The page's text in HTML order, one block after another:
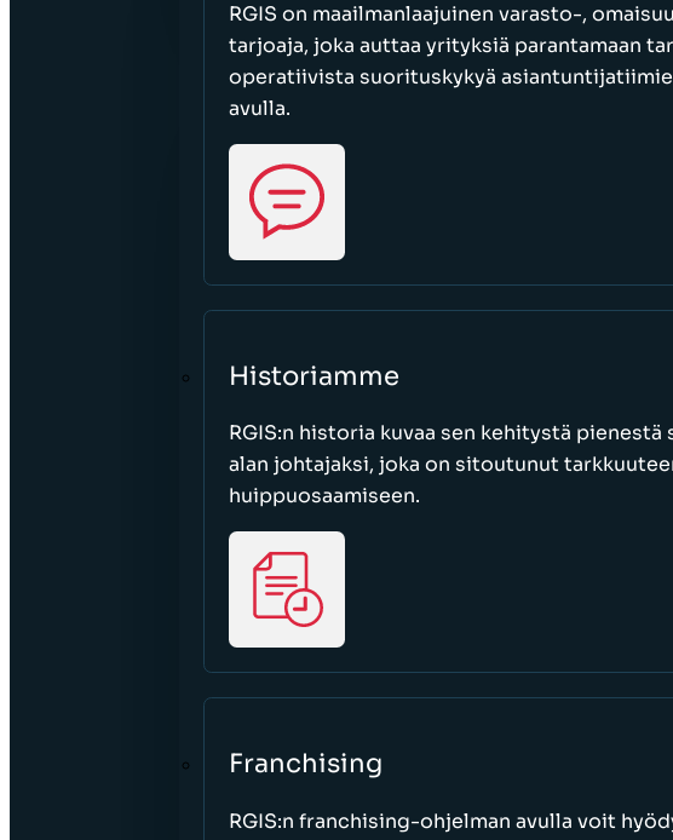
RGIS on maailmanlaajuinen varasto-,
tarjoaja, joka auttaa yrityksiä parantamaan
operatiivista suorituskykyä
avulla.
Historiamme
RGIS:n historia kuvaa sen kehitystä
alan johtajaksi, joka on sitoutunut
huippuosaamiseen.
Franchising
RGIS:n franchising-ohjelman avulla voit